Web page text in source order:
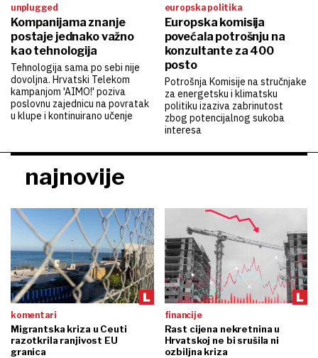
unplugged
Kompanijama znanje
postaje jednako važno
kao tehnologija
Tehnologija sama po sebi nije
dovoljna. Hrvatski Telekom
kampanjom 'AIMO!' poziva
poslovnu zajednicu na povratak
u klupe i kontinuirano učenje
europska politika
Europska komisija
povećala potrošnju na
konzultante za 400
posto
Potrošnja Komisije na stručnjake
za energetsku i klimatsku
politiku izaziva zabrinutost
zbog potencijalnog sukoba
interesa
najnovije
komentari
Migrantska kriza u Ceuti
razotkrila ranjivost EU
granica
financije
Rast cijena nekretnina u
Hrvatskoj ne bi srušila ni
ozbiljna kriza